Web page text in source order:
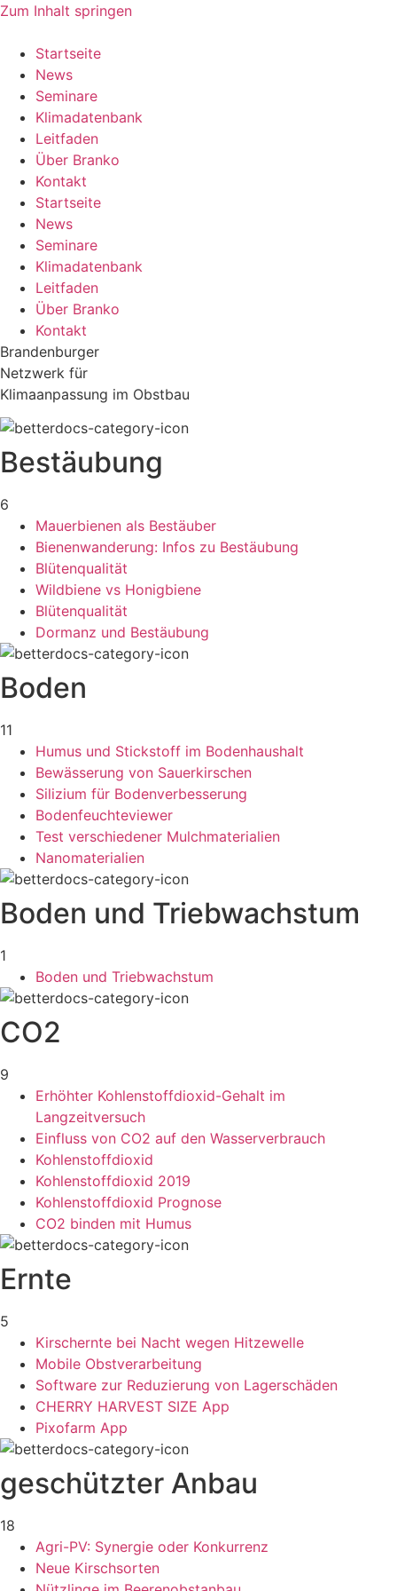
Zum Inhalt springen
Startseite
News
Seminare
Klimadatenbank
Leitfaden
Über Branko
Kontakt
Startseite
News
Seminare
Klimadatenbank
Leitfaden
Über Branko
Kontakt
Brandenburger
Netzwerk für
Klimaanpassung im Obstbau
Bestäubung
6
Mauerbienen als Bestäuber
Bienenwanderung: Infos zu Bestäubung
Blütenqualität
Wildbiene vs Honigbiene
Blütenqualität
Dormanz und Bestäubung
Boden
11
Humus und Stickstoff im Bodenhaushalt
Bewässerung von Sauerkirschen
Silizium für Bodenverbesserung
Bodenfeuchteviewer
Test verschiedener Mulchmaterialien
Nanomaterialien
Boden und Triebwachstum
1
Boden und Triebwachstum
CO2
9
Erhöhter Kohlenstoffdioxid-Gehalt im
Langzeitversuch
Einfluss von CO2 auf den Wasserverbrauch
Kohlenstoffdioxid
Kohlenstoffdioxid 2019
Kohlenstoffdioxid Prognose
CO2 binden mit Humus
Ernte
5
Kirschernte bei Nacht wegen Hitzewelle
Mobile Obstverarbeitung
Software zur Reduzierung von Lagerschäden
CHERRY HARVEST SIZE App
Pixofarm App
geschützter Anbau
18
Agri-PV: Synergie oder Konkurrenz
Neue Kirschsorten